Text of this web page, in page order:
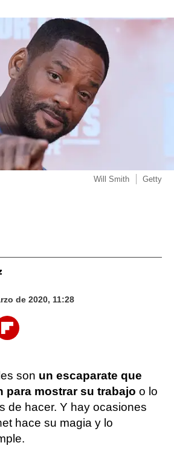
Will Smith Getty
de 2020, 11:28
Flipboard
son un escaparate que
para mostrar su trabajo o lo
de hacer. Y hay ocasiones
hace su magia y lo